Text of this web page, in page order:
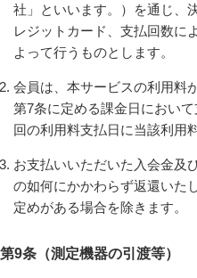
社」といいます。）を通じ、
レジットカード、支払回数に
よって行うものとします。
会員は、本サービスの利用料
第7条に定める課金日におい
回の利用料支払日に当該利用
お支払いいただいた入会金及
の如何にかかわらず返還いた
定めがある場合を除きます。
第9条（測定機器の引渡等）